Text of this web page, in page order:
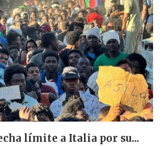
límite a Italia por su...